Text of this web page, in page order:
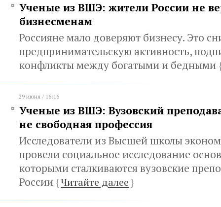
Ученые из ВШЭ: жители России не
бизнесменам
Россияне мало доверяют бизнесу. Это
предпринимательскую активность,
конфликты между богатыми и бедными
29 июня / 16:16
Ученые из ВШЭ: Вузовский
не свободная профессия
Исследователи из Высшей школы
провели социальное исследование
которыми сталкиваются вузовские
России {Читайте далее}